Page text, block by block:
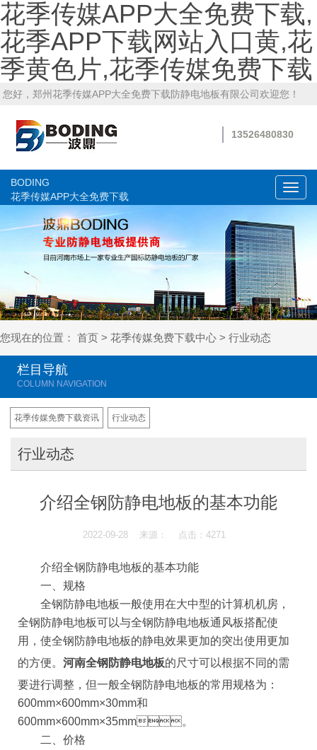
花季传媒APP大全免费下载,
花季APP下载网站入口黄,花
季黄色片,花季传媒免费下载
您好，郑州花季传媒APP大全免费下载防静电地板有限公司欢迎您！
13526480830
切
换
航
BODING
花季传媒APP大全免费下载
您现在的位置： 首页 > 花季传媒免费下载中心 > 行业动态
栏目导航
花季传媒免费下载资讯 行业动态
行业动态
介绍全钢防静电地板的基本功能
2022-09-28 来源： 点击：4271
介绍全钢防静电地板的基本功能
一、规格
全钢防静电地板一般使用在大中型的计算机机房，
全钢防静电地板可以与全钢防静电地板通风板搭配使
用，使全钢防静电地板的静电效果更加的突出使用更加
的方便。 河南全钢防静电地板的尺寸可以根据不同的需
要进行调整，但一般全钢防静电地板的常用规格为：
600mm×600mm×30mm和
600mm×600mm×35mm。
二、价格